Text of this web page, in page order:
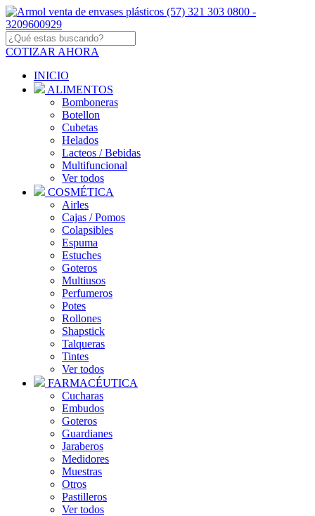
COTIZAR AHORA
INICIO
ALIMENTOS
Bomboneras
Botellon
Cubetas
Helados
Lacteos / Bebidas
Multifuncional
Ver todos
COSMÉTICA
Airles
Cajas / Pomos
Colapsibles
Espuma
Estuches
Goteros
Multiusos
Perfumeros
Potes
Rollones
Shapstick
Talqueras
Tintes
Ver todos
FARMACÉUTICA
Cucharas
Embudos
Goteros
Guardianes
Jaraberos
Medidores
Muestras
Otros
Pastilleros
Ver todos